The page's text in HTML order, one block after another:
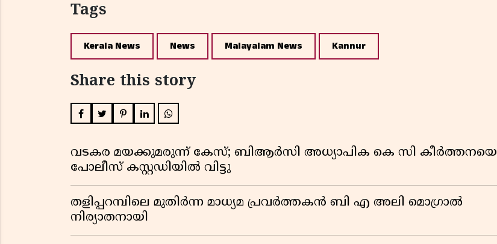
Tags
Kerala News News Malayalam News Kannur
Share this story
വടകര മയക്കുമരുന്ന് കേസ്; ബിആർസി അധ്യാപിക കെ സി കീർത്തനയെ
പോലീസ് കസ്റ്റഡിയിൽ വിട്ടു
തളിപ്പറമ്പിലെ മുതിർന്ന മാധ്യമ പ്രവർത്തകൻ ബി എ അലി മൊഗ്രാൽ
നിര്യാതനായി